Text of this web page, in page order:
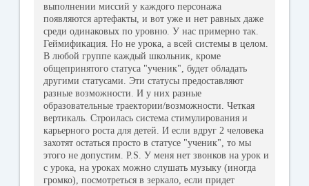
выполнении миссий у каждого персонажа
появляются артефакты, и вот уже и нет равных даже
среди одинаковых по уровню. У нас примерно так.
Геймификация. Но не урока, а всей системы в целом.
В любой группе каждый школьник, кроме
общепринятого статуса "ученик", будет обладать
другими статусами. Эти статусы предоставляют
разные возможности. И у них разные
образовательные траектории/возможности. Четкая
вертикаль. Строилась система стимулирования и
карьерного роста для детей. И если вдруг 2 человека
захотят остаться просто в статусе "ученик", то мы
этого не допустим. P.S. У меня нет звонков на урок и
с урока, на уроках можно слушать музыку (иногда
громко), посмотреться в зеркало, если придет